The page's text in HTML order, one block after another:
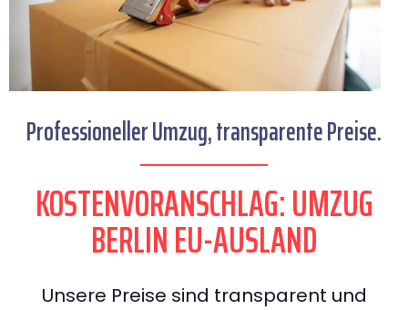
Professioneller Umzug, transparente Preise.
KOSTENVORANSCHLAG: UMZUG
BERLIN EU-AUSLAND
Unsere Preise sind transparent und